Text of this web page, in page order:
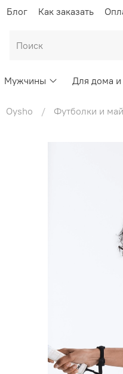
Блог Как заказать
Мужчины Для дома и
Oysho Футболки и